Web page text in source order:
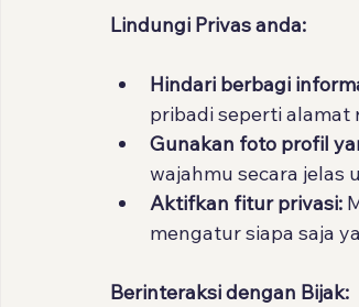
Lindungi Privas anda:
Hindari berbagi
pribadi seperti alamat
Gunakan foto profil
wajahmu secara jelas
Aktifkan fitur privasi:
mengatur siapa saja
Berinteraksi dengan Bijak: